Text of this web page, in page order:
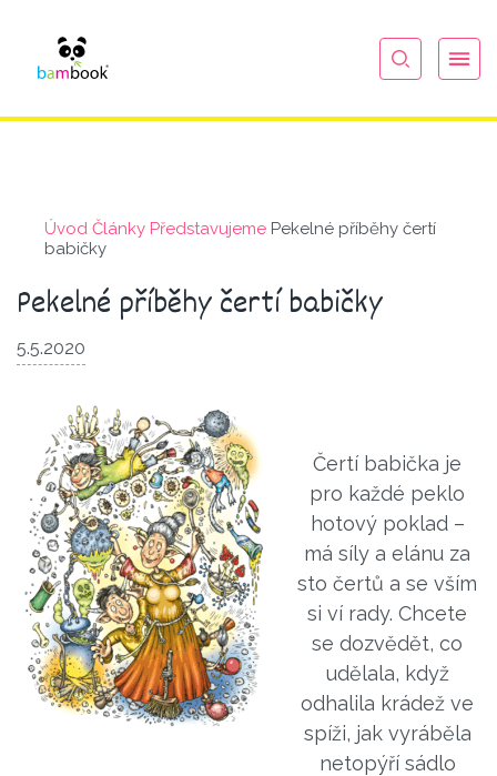
Úvod Články Představu­jeme Pekelné příběhy čertí
babičky
Pekelné příběhy čertí babičky
5.5.2020
Čertí babička je
pro každé peklo
hotový poklad –
má síly a elánu za
sto čertů a se vším
si ví rady. Chcete
se dozvědět, co
udělala, když
odhalila krádež ve
spíži, jak vyráběla
netopýří sádlo